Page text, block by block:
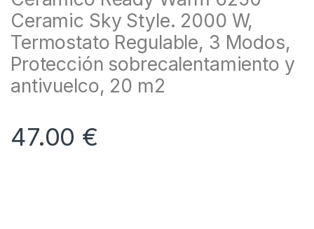
Ceramic Sky Style. 2000 W,
Termostato Regulable, 3 Modos,
Protección sobrecalentamiento y
antivuelco, 20 m2
47.00 €